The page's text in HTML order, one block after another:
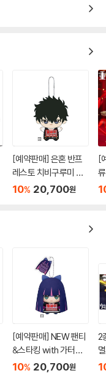
[예약판매] 은혼 반프
레스토 치비구루미 봉
제인형 영혼 체인지 편
10% 20,700원
[
[예약판매] NEW 팬티
&스타킹 with 가터벨
트 반프레스토 치비구
10% 20,700원
2